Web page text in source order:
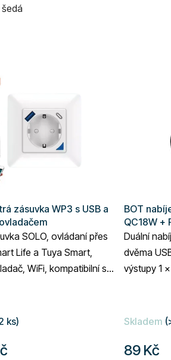
zásuvka WP3 s USB a
SOLO, ovládaní přes
Life a Tuya Smart,
WiFi, kompatibilní s
ks)
BOT
QC18W +
Duální
dvěma
výstupy 1
Skladem
89 Kč